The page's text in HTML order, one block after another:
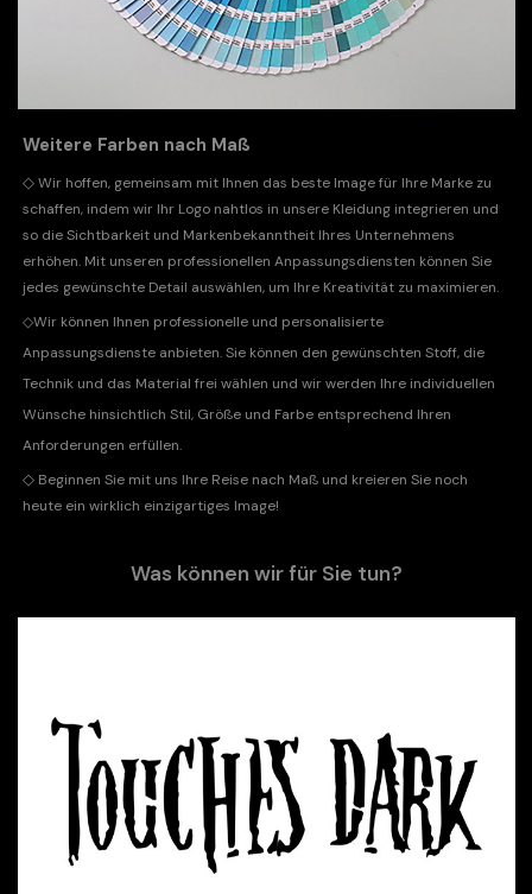
Weitere Farben nach Maß
◇ Wir hoffen, gemeinsam mit Ihnen das beste Image für Ihre Marke zu
schaffen, indem wir Ihr Logo nahtlos in unsere Kleidung integrieren und
so die Sichtbarkeit und Markenbekanntheit Ihres Unternehmens
erhöhen. Mit unseren professionellen Anpassungsdiensten können Sie
jedes gewünschte Detail auswählen, um Ihre Kreativität zu maximieren.
◇Wir können Ihnen professionelle und personalisierte
Anpassungsdienste anbieten. Sie können den gewünschten Stoff, die
Technik und das Material frei wählen und wir werden Ihre individuellen
Wünsche hinsichtlich Stil, Größe und Farbe entsprechend Ihren
Anforderungen erfüllen.
◇ Beginnen Sie mit uns Ihre Reise nach Maß und kreieren Sie noch
heute ein wirklich einzigartiges Image!
Was können wir für Sie tun?